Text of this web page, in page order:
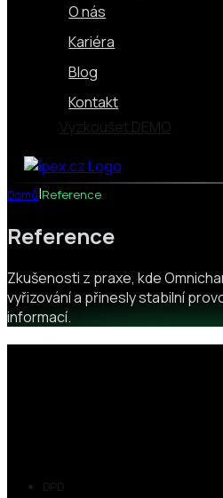
O nás
Kariéra
Blog
Kontakt
Vyzkoušet DEMO
Domů|Reference
Reference
Zkušenosti z praxe, kde
vyřizování a přinesly stabilní
informací.
Zaveďte pořádek do
řešení
DPD